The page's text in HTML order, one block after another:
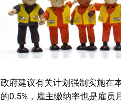
政府建议有关计划强制实施在
的0.5%，雇主缴纳率也是雇员